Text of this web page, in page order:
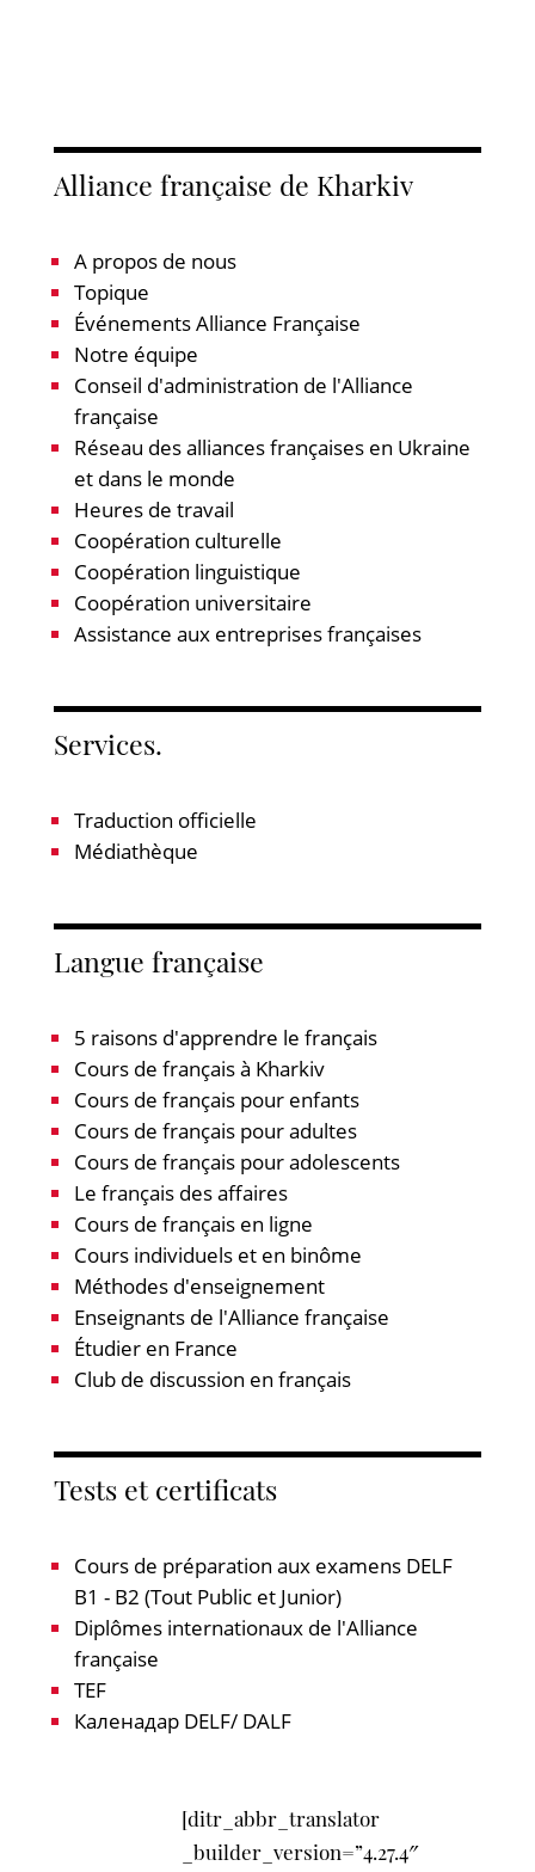
Alliance française de Kharkiv
A propos de nous
Topique
Événements Alliance Française
Notre équipe
Conseil d'administration de l'Alliance
française
Réseau des alliances françaises en Ukraine
et dans le monde
Heures de travail
Coopération culturelle
Coopération linguistique
Coopération universitaire
Assistance aux entreprises françaises
Services.
Traduction officielle
Médiathèque
Langue française
5 raisons d'apprendre le français
Cours de français à Kharkiv
Cours de français pour enfants
Cours de français pour adultes
Cours de français pour adolescents
Le français des affaires
Cours de français en ligne
Cours individuels et en binôme
Méthodes d'enseignement
Enseignants de l'Alliance française
Étudier en France
Club de discussion en français
Tests et certificats
Cours de préparation aux examens DELF
B1 - B2 (Tout Public et Junior)
Diplômes internationaux de l'Alliance
française
TEF
Каленадар DELF/ DALF
[ditr_abbr_translator
_builder_version=”4.27.4″